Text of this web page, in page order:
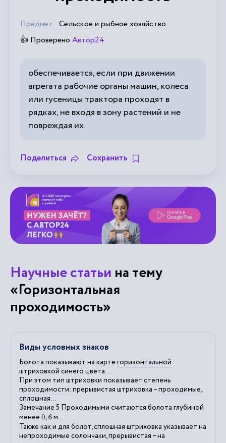
Предмет Сельское и рыбное хозяйство
👍 Проверено Автор24
обеспечивается, если при движении
агрегата рабочие органы машин, колеса
или гусеницы трактора проходят в
рядках, не входя в зону растений и не
повреждая их.
Поделиться Сохранить
Научные статьи на тему
«Горизонтальная
проходимость»
Виды условных знаков
Болота показывают на карте горизонтальной
штриховкой синего цвета....
При этом тип штриховки показывает степень
проходимости: прерывистая штриховка –проходимые,
сплошная...
Замечание 5 Проходимыми считаются болота глубиной
менее 0,6 м....
Также как и для болот, сплошная штриховка указывает на
непроходимые солончаки, прерывистая – на